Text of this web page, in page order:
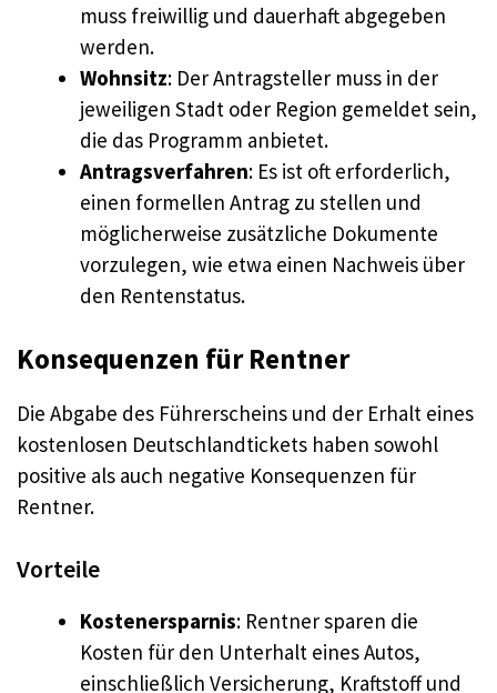
muss freiwillig und dauerhaft abgegeben
werden.
Wohnsitz: Der Antragsteller muss in der
jeweiligen Stadt oder Region gemeldet sein,
die das Programm anbietet.
Antragsverfahren: Es ist oft erforderlich,
einen formellen Antrag zu stellen und
möglicherweise zusätzliche Dokumente
vorzulegen, wie etwa einen Nachweis über
den Rentenstatus.
Konsequenzen für Rentner
Die Abgabe des Führerscheins und der Erhalt eines
kostenlosen Deutschlandtickets haben sowohl
positive als auch negative Konsequenzen für
Rentner.
Vorteile
Kostenersparnis: Rentner sparen die
Kosten für den Unterhalt eines Autos,
einschließlich Versicherung, Kraftstoff und